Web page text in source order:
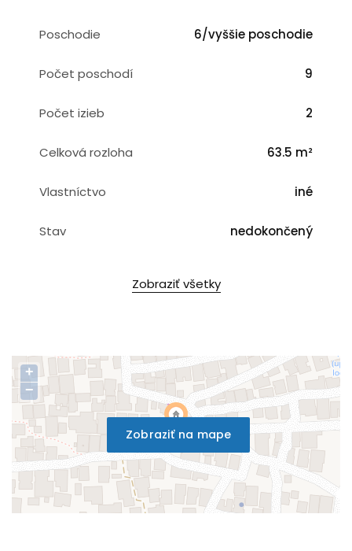
Poschodie 6/vyššie poschodie
Počet poschodí 9
Počet izieb 2
Celková rozloha 63.5 m²
Vlastníctvo iné
Stav nedokončený
Zobraziť všetky
Zobraziť na mape
+
−